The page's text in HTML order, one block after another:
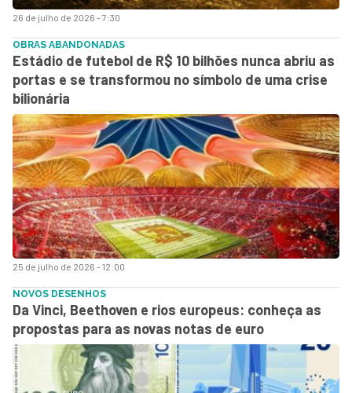
26 de julho de 2026 - 7:30
25 de julho de 2026 - 12:00
OBRAS ABANDONADAS
Estádio de futebol de R$ 10 bilhões nunca abriu as
portas e se transformou no símbolo de uma crise
bilionária
NOVOS DESENHOS
Da Vinci, Beethoven e rios europeus: conheça as
propostas para as novas notas de euro